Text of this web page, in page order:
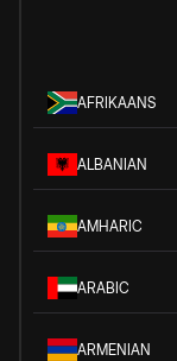
AFRIKAANS
ALBANIAN
AMHARIC
ARABIC
ARMENIAN